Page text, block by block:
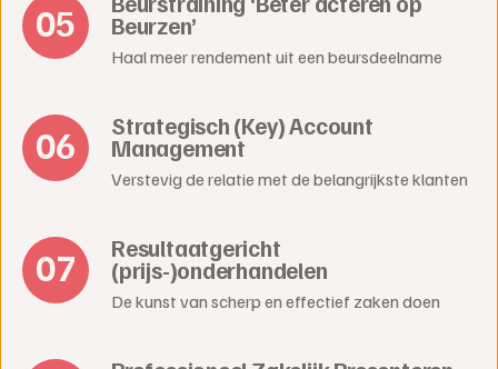
Beurzen’
Haal meer rendement uit een beursdeelname
Strategisch (Key) Account
Management
Verstevig de relatie met de belangrijkste klanten
Resultaatgericht
(prijs-)onderhandelen
De kunst van scherp en effectief zaken doen